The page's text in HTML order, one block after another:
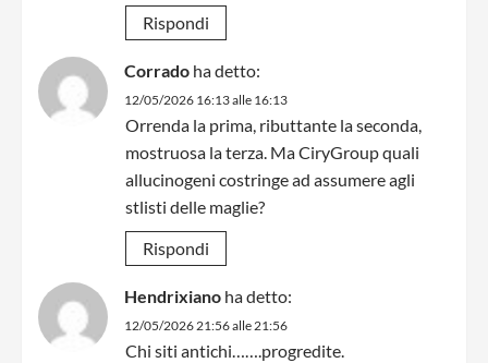
Rispondi
Corrado ha detto:
12/05/2026 16:13 alle 16:13
Orrenda la prima, ributtante la seconda,
mostruosa la terza. Ma CiryGroup quali
allucinogeni costringe ad assumere agli
stlisti delle maglie?
Rispondi
Hendrixiano ha detto:
12/05/2026 21:56 alle 21:56
Chi siti antichi…….progredite.